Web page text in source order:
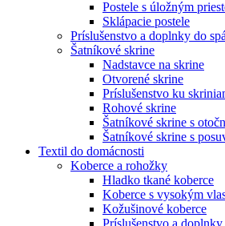
Postele s úložným
Sklápacie postele
Príslušenstvo a doplnky do
Šatníkové skrine
Nadstavce na skrine
Otvorené skrine
Príslušenstvo ku
Rohové skrine
Šatníkové skrine s
Šatníkové skrine s
Textil do domácnosti
Koberce a rohožky
Hladko tkané koberce
Koberce s vysokým
Kožušinové koberce
Príslušenstvo a